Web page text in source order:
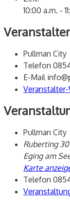
10:00 a.m. -
Veranstalter
Pullman City
Telefon
E-Mail
Pullman City
Ruberting 30
Eging am
Karte
Telefon